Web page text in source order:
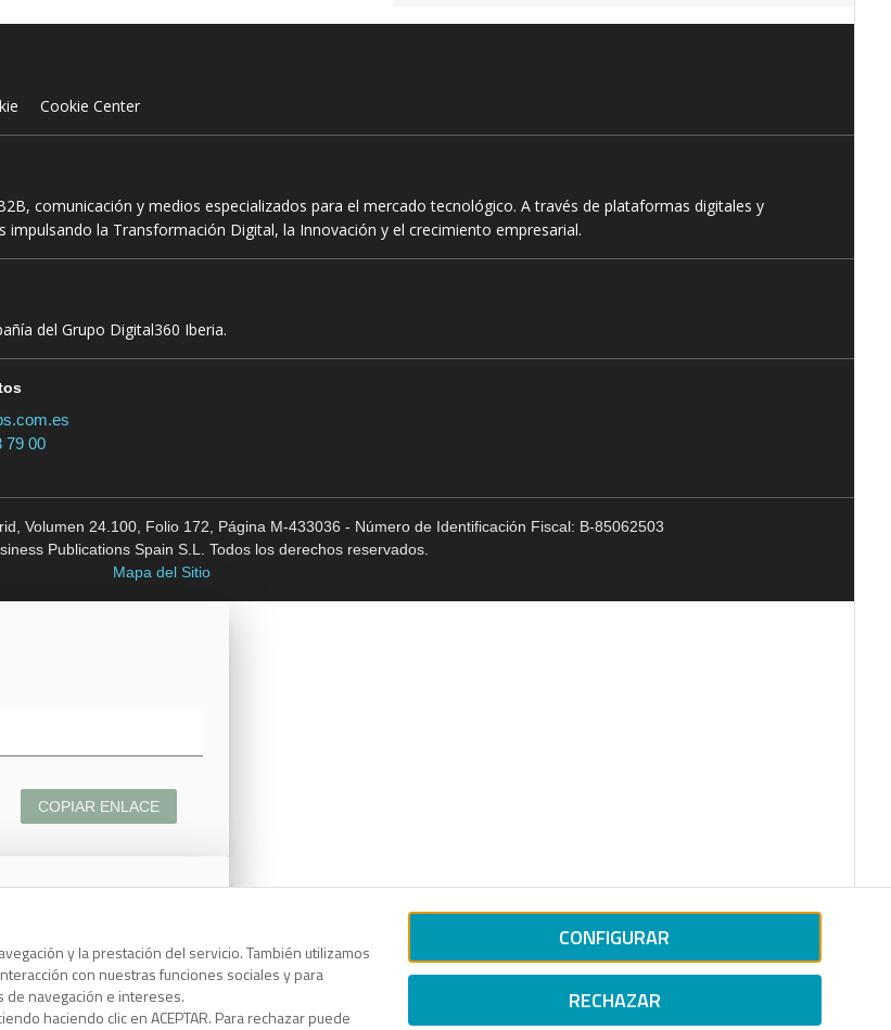
y la prestación del servicio. También utilizamos
con nuestras funciones sociales y para
de navegación e intereses.
haciendo clic en ACEPTAR. Para rechazar puede
CONFIGURAR
RECHAZAR
Cookie Center
comunicación y medios especializados para el mercado tecnológico. A través de plataformas digitales y
la Transformación Digital, la Innovación y el crecimiento empresarial.
del Grupo Digital360 Iberia.
79 00
Volumen 24.100, Folio 172, Página M-433036 - Número de Identificación Fiscal: B-85062503
Publications Spain S.L. Todos los derechos reservados.
Mapa del Sitio
COPIAR ENLACE